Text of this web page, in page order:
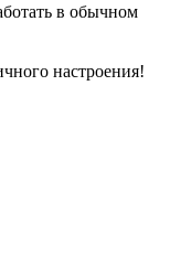
в обычном
настроения!